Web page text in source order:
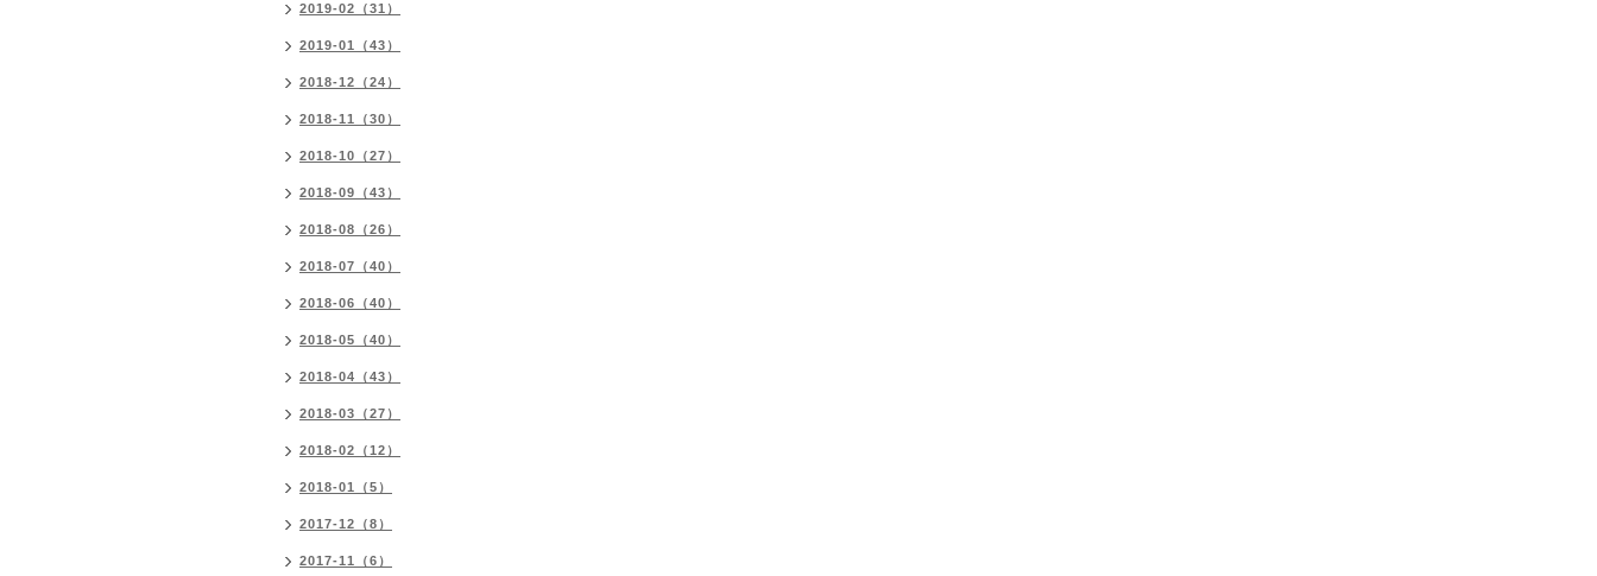
2019-02（31）
2019-01（43）
2018-12（24）
2018-11（30）
2018-10（27）
2018-09（43）
2018-08（26）
2018-07（40）
2018-06（40）
2018-05（40）
2018-04（43）
2018-03（27）
2018-02（12）
2018-01（5）
2017-12（8）
2017-11（6）